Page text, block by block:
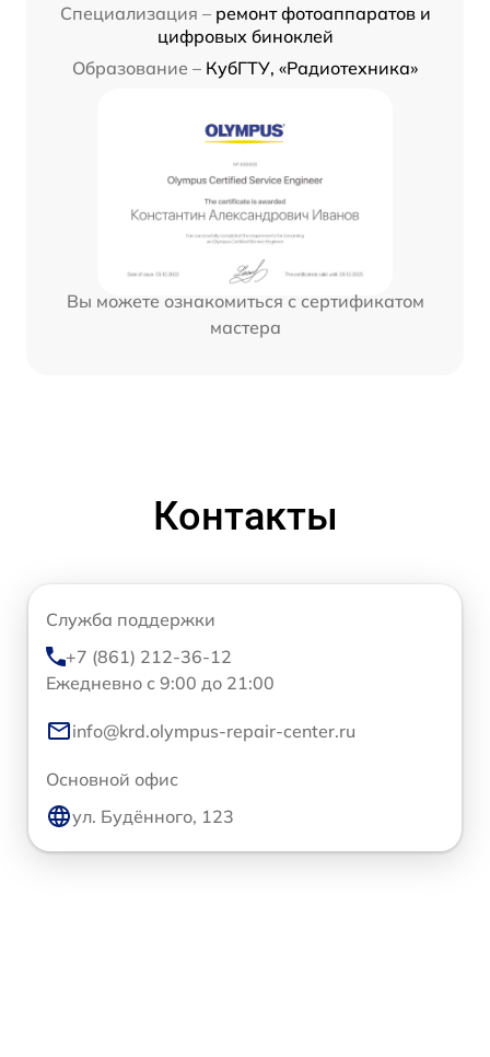
Специализация – ремонт фотоаппаратов и
цифровых биноклей
Образование – КубГТУ, «Радиотехника»
Вы можете ознакомиться с сертификатом
мастера
Контакты
Служба поддержки
+7 (861) 212-36-12
Ежедневно с 9:00 до 21:00
info@krd.olympus-repair-center.ru
Основной офис
ул. Будённого, 123